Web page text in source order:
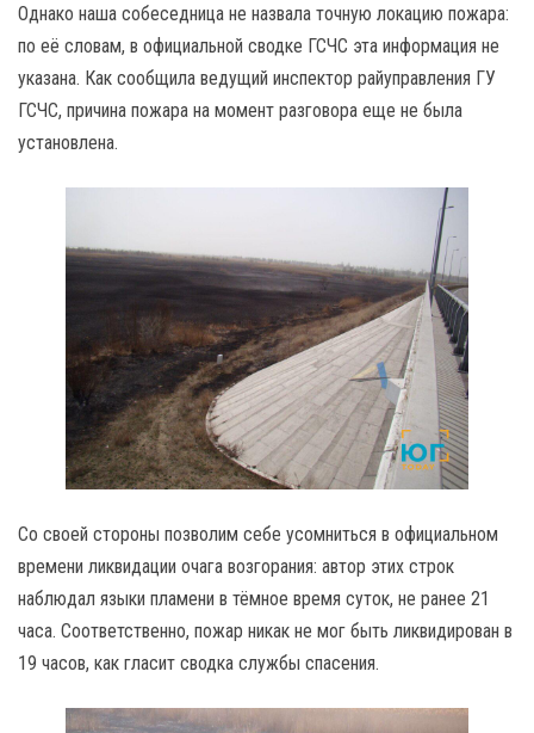
Однако наша собеседница не назвала точную локацию пожара:
по её словам, в официальной сводке ГСЧС эта информация не
указана. Как сообщила ведущий инспектор райуправления ГУ
ГСЧС, причина пожара на момент разговора еще не была
установлена.
Со своей стороны позволим себе усомниться в официальном
времени ликвидации очага возгорания: автор этих строк
наблюдал языки пламени в тёмное время суток, не ранее 21
часа. Соответственно, пожар никак не мог быть ликвидирован в
19 часов, как гласит сводка службы спасения.